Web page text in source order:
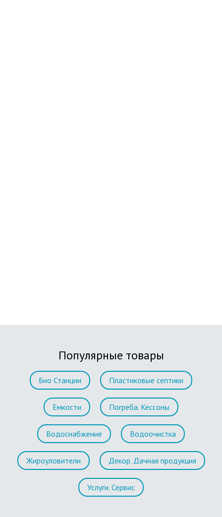
Популярные товары
Био Станции Пластиковые септики
Емкости Погреба. Кессоны
Водоснабжение Водоочистка
Жироуловители Декор. Дачная продукция
Услуги. Сервис